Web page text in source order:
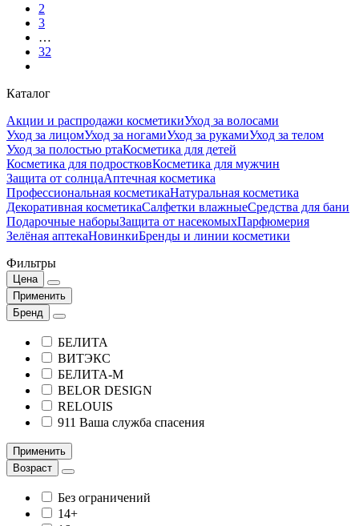
2
3
…
32
Каталог
Акции и распродажи косметикиУход за волосами
Уход за лицомУход за ногамиУход за рукамиУход за телом
Уход за полостью ртаКосметика для детей
Косметика для подростковКосметика для мужчин
Защита от солнцаАптечная косметика
Профессиональная косметикаНатуральная косметика
Декоративная косметикаСалфетки влажныеСредства для бани
Подарочные наборыЗащита от насекомыхПарфюмерия
Зелёная аптекаНовинкиБренды и линии косметики
Фильтры
Цена
Применить
Бренд
БЕЛИТА
ВИТЭКС
БЕЛИТА-М
BELOR DESIGN
RELOUIS
911 Ваша служба спасения
Применить
Возраст
Без ограничений
14+